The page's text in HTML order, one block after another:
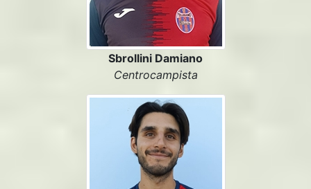
Sbrollini Damiano
Centrocampista